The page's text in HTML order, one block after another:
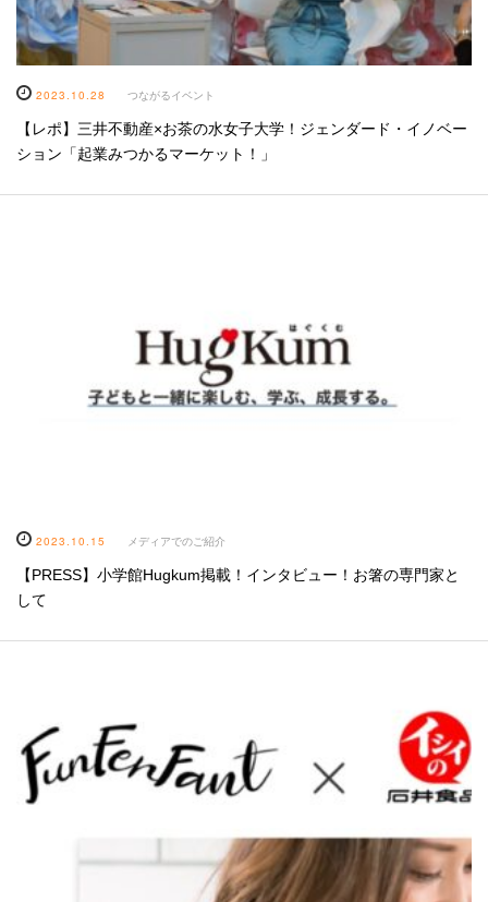
2023.10.28 つながるイベント
【レポ】三井不動産×お茶の水女子大学！ジェンダード・イノベー
ション「起業みつかるマーケット！」
2023.10.15 メディアでのご紹介
【PRESS】小学館Hugkum掲載！インタビュー！お箸の専門家と
して